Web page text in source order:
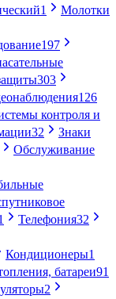
1
Молотки
197
303
126
контроля и
32
Знаки
Обслуживание
Телефония32
Кондиционеры1
батареи91
2